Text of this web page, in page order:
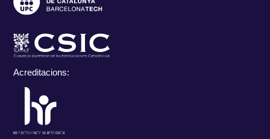
Acreditacions: